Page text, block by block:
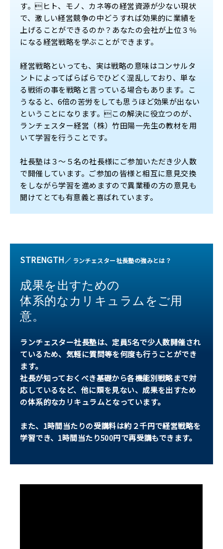
す。ヒト、モノ、カネ等の経営資源が少ない現状
で、激しい経営競争の中どうすれば効果的に業績を
上げることができるのか？あなたの会社が上位３％
になる経営戦略を学ぶことができます。
経営戦略といっても、実は戦略の意味はコンサルタ
ントによってばらばらでひどく混乱しており、単な
る戦術の事を戦略と言っている場合もあります。こ
うなると、6倍の苦労をしても思うほど効果が出ない
ということになります。この解決に役立つのが、
ランチェスター経営（株）竹田陽一先生の教材を用
いて学習を行うことです。
社長塾は３～５名の社長様にご参加いただき少人数
で開催しています。ご参加の皆様と相互に意見交換
をしながら学習を進めますので異業種の方の意見も
聞けてとても有意義と喜ばれています。
STRENGTH ／ ランチェスター社長塾の強みとは？
成果を出すための
体系的なカリキュラムをご用
意。
ランチェスター社長塾は、定員5名で少人数開催され
ているため、気軽に質問等を何度も行うことができ
ます。
社長が知っておくべき基礎から各機能別戦略まで対
応しているなど、他に類を見ない、成果を出すため
の体系的なカリキュラムとなっています。
また、1時間当たりの受講料は約２千円で経営戦略を
学習でき、1時間当たり500円で再受講もできます。